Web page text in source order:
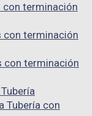
con terminación
con terminación
con terminación
Tubería con